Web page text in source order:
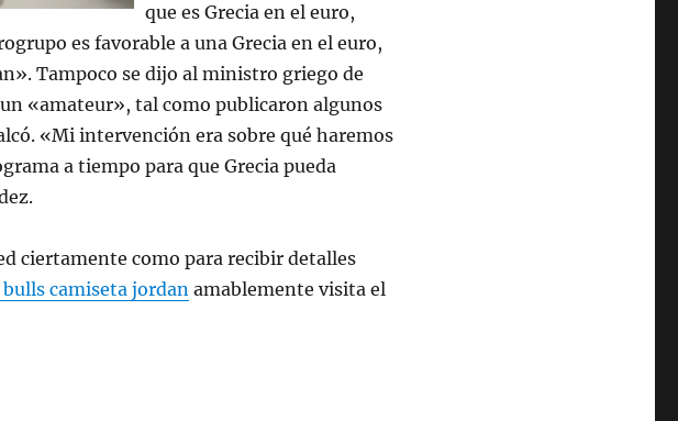
que es Grecia en el euro,
es favorable a una Grecia en el euro,
Tampoco se dijo al ministro griego de
«amateur», tal como publicaron algunos
«Mi intervención era sobre qué haremos
a tiempo para que Grecia pueda
ciertamente como para recibir detalles
bulls camiseta jordanamablemente visita el